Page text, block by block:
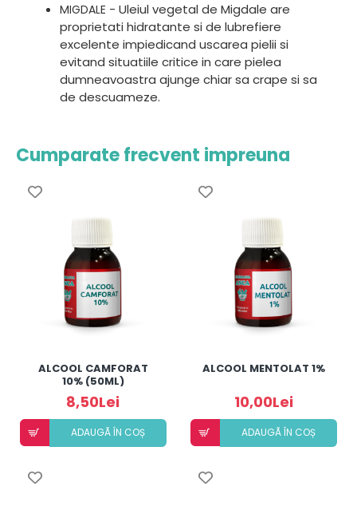
MIGDALE - Uleiul vegetal de Migdale are
proprietati hidratante si de lubrefiere
excelente impiedicand uscarea pielii si
evitand situatiile critice in care pielea
dumneavoastra ajunge chiar sa crape si sa
de descuameze.
Cumparate frecvent impreuna
ALCOOL CAMFORAT
10% (50ML)
8,50Lei
ADAUGÃ ÎN COȘ
ALCOOL MENTOLAT 1%
10,00Lei
ADAUGÃ ÎN COȘ